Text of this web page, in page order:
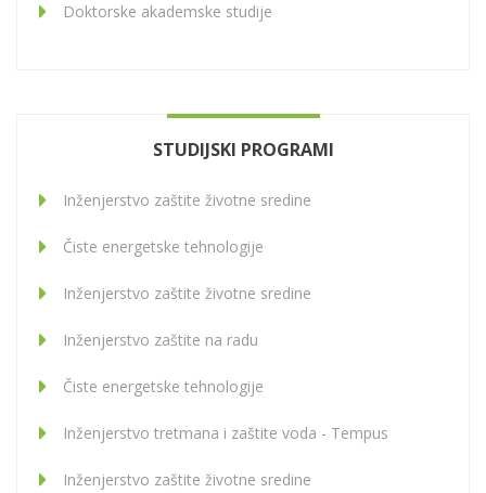
Doktorske akademske studije
STUDIJSKI PROGRAMI
Inženjerstvo zaštite životne sredine
Čiste energetske tehnologije
Inženjerstvo zaštite životne sredine
Inženjerstvo zaštite na radu
Čiste energetske tehnologije
Inženjerstvo tretmana i zaštite voda - Tempus
Inženjerstvo zaštite životne sredine